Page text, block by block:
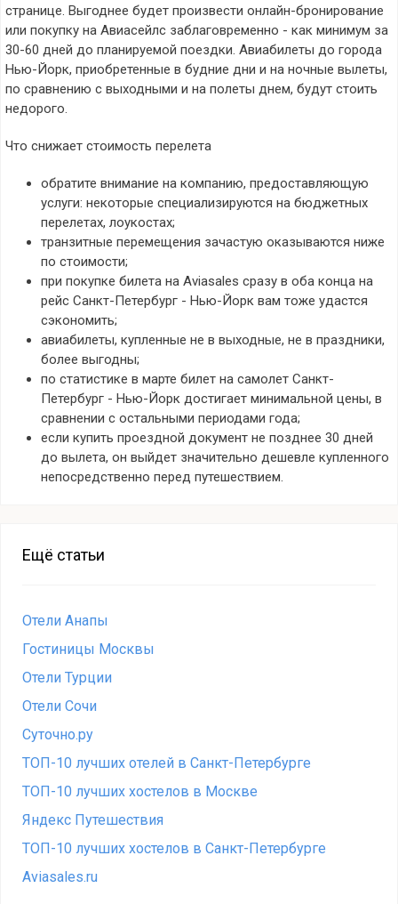
странице. Выгоднее будет произвести онлайн-бронирование
или покупку на Авиасейлс заблаговременно - как минимум за
30-60 дней до планируемой поездки. Авиабилеты до города
Нью-Йорк, приобретенные в будние дни и на ночные вылеты,
по сравнению с выходными и на полеты днем, будут стоить
недорого.
Что снижает стоимость перелета
обратите внимание на компанию, предоставляющую
услуги: некоторые специализируются на бюджетных
перелетах, лоукостах;
транзитные перемещения зачастую оказываются ниже
по стоимости;
при покупке билета на Aviasales сразу в оба конца на
рейс Санкт-Петербург - Нью-Йорк вам тоже удастся
сэкономить;
авиабилеты, купленные не в выходные, не в праздники,
более выгодны;
по статистике в марте билет на самолет Санкт-
Петербург - Нью-Йорк достигает минимальной цены, в
сравнении с остальными периодами года;
если купить проездной документ не позднее 30 дней
до вылета, он выйдет значительно дешевле купленного
непосредственно перед путешествием.
Ещё статьи
Отели Анапы
Гостиницы Москвы
Отели Турции
Отели Сочи
Суточно.ру
ТОП-10 лучших отелей в Санкт-Петербурге
ТОП-10 лучших хостелов в Москве
Яндекс Путешествия
ТОП-10 лучших хостелов в Санкт-Петербурге
Aviasales.ru